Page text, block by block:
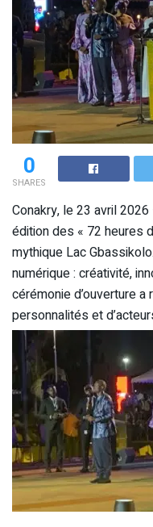
0
SHARES
Conakry, le 23 avril
édition des « 72 heures
mythique Lac
numérique : créativité,
cérémonie d’ouverture
personnalités et